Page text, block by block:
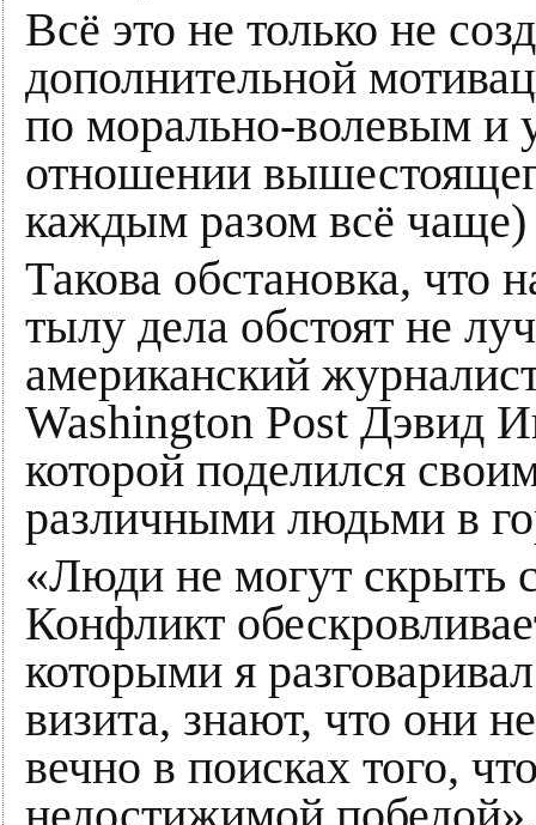
Всё это не только не
дополнительной
по морально-волевым и
отношении
каждым разом всё чаще)
Такова обстановка, что
тылу дела обстоят не
американский
Washington Post Дэвид
которой поделился
различными людьми в
«Люди не могут скрыть
Конфликт
которыми я
визита, знают, что они
вечно в поисках того,